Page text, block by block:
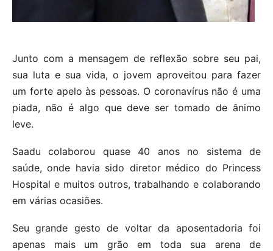
Junto com a mensagem de reflexão sobre seu pai,
sua luta e sua vida, o jovem aproveitou para fazer
um forte apelo às pessoas. O coronavírus não é uma
piada, não é algo que deve ser tomado de ânimo
leve.
Saadu colaborou quase 40 anos no sistema de
saúde, onde havia sido diretor médico do Princess
Hospital e muitos outros, trabalhando e colaborando
em várias ocasiões.
Seu grande gesto de voltar da aposentadoria foi
apenas mais um grão em toda sua arena de